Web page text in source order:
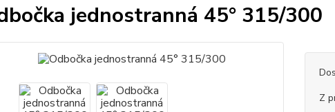
jednostranná 45° 315/300
Z